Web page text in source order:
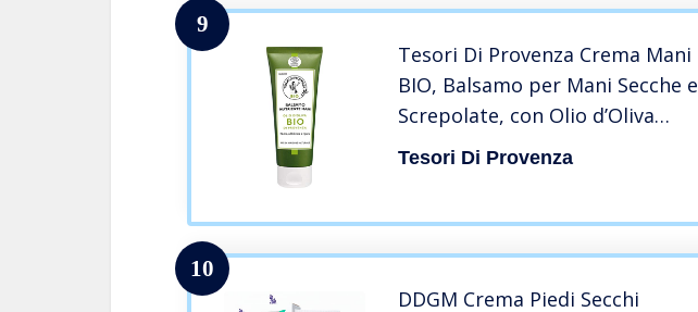
9
Tesori Di Provenza Crema Mani
BIO, Balsamo per Mani Secche e
Screpolate, con Olio d’Oliva
Biologico, Ricco in Polifenoli
Tesori Di Provenza
10
DDGM Crema Piedi Secchi